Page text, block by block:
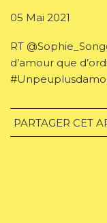
05 Mai 2021
RT
d’amour que
PARTAGER CET